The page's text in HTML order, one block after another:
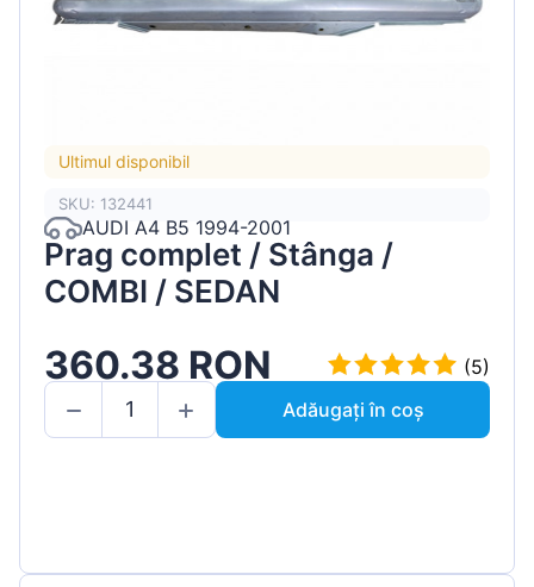
Ultimul disponibil
SKU: 132441
AUDI A4 B5 1994-2001
Prag complet / Stânga /
COMBI / SEDAN
360.38 RON
(5)
Adăugați în coș